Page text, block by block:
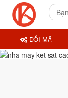
ĐỔI MÃ